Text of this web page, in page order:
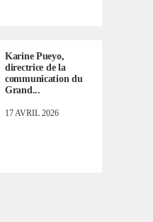
Karine Pueyo,
directrice de la
communication du
Grand...
17 AVRIL 2026